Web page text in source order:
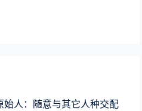
始人：随意与其它人种交配